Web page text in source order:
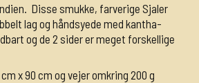
Disse smukke, farverige Sjaler
lag og håndsyede med kantha-
og de 2 sider er meget forskellige
x 90 cm og vejer omkring 200 g